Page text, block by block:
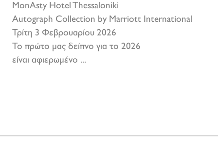
MonAsty Hotel Thessaloniki
Autograph Collection by Marriott International
Τρίτη 3 Φεβρουαρίου 2026
Το πρώτο μας δείπνο για το 2026
είναι αφιερωμένο ...